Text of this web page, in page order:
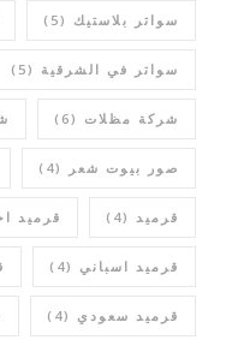
سواتر بلاستيك (5)
سواتر في الشرقية (5)
شركة مظلات (6)
صور بيوت شعر (4)
قرميد (4) قرميد
قرميد اسباني (4)
قرميد سعودي (4)